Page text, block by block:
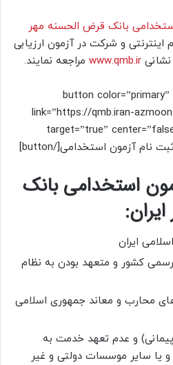
بانک قرض الحسنه مهر
و شرکت در آزمون ارزیابی
www.qmb.ir مراجعه نمایند.
[button color=”primary”
link=”https://qmb.iran-
target=”true”
استخدامی بانک
ایران
رسمی کشور و متعهد بودن به نظام
محارب و معاند جمهوری اسلامی
و عدم تعهد خدمت به
یا سایر موسسات دولتی و غیر